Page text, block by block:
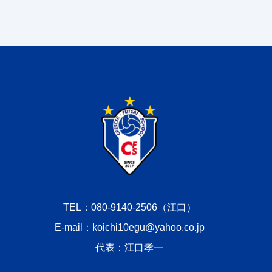
TEL：080-9140-2506（江口）
E-mail：koichi10egu@yahoo.co.jp
代表：江口孝一